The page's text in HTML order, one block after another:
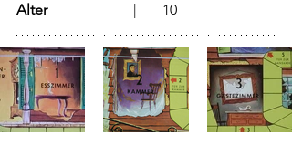
Alter
			  |	10